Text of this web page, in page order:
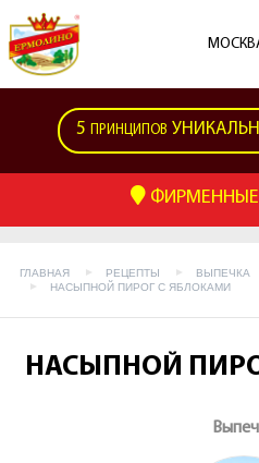
5 ПРИНЦИПОВ
ГЛАВНАЯ РЕЦЕПТЫ
ВЫПЕЧКА
НАСЫПНОЙ ПИРОГ С ЯБЛОКАМИ
НАСЫПНОЙ